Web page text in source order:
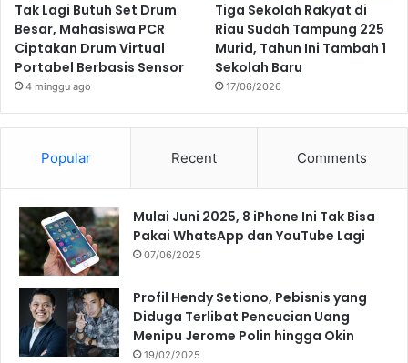
Tak Lagi Butuh Set Drum
Besar, Mahasiswa PCR
Ciptakan Drum Virtual
Portabel Berbasis Sensor
4 minggu ago
Tiga Sekolah Rakyat di
Riau Sudah Tampung 225
Murid, Tahun Ini Tambah 1
Sekolah Baru
17/06/2026
Popular Recent Comments
Mulai Juni 2025, 8 iPhone Ini Tak Bisa
Pakai WhatsApp dan YouTube Lagi
07/06/2025
Profil Hendy Setiono, Pebisnis yang
Diduga Terlibat Pencucian Uang
Menipu Jerome Polin hingga Okin
19/02/2025